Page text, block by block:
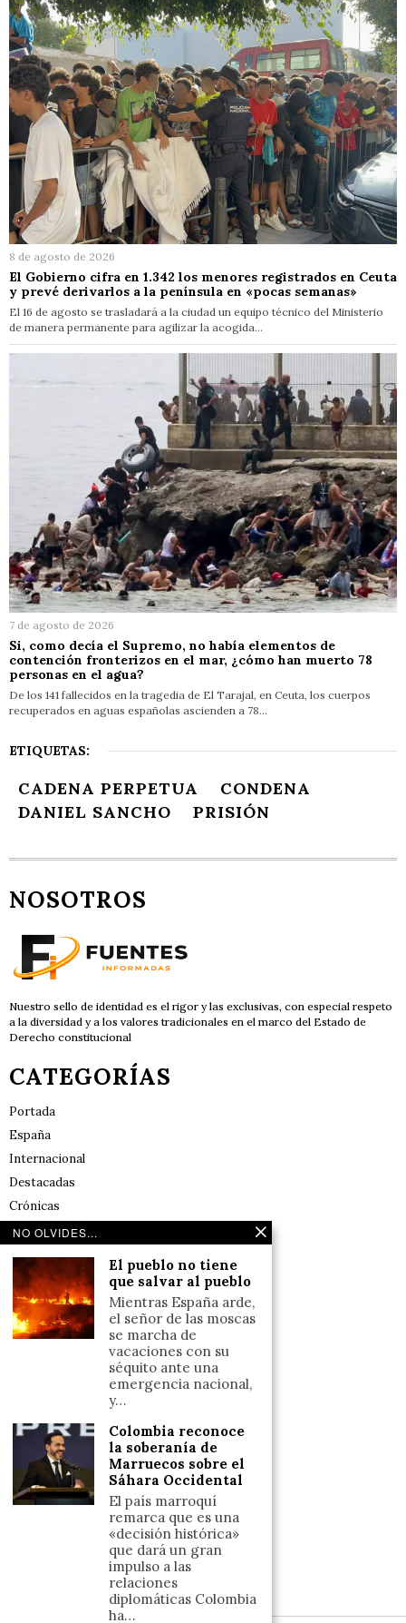
8 de agosto de 2026
El Gobierno cifra en 1.342 los menores registrados en Ceuta
y prevé derivarlos a la península en «pocas semanas»
El 16 de agosto se trasladará a la ciudad un equipo técnico del Ministerio
de manera permanente para agilizar la acogida…
7 de agosto de 2026
Si, como decía el Supremo, no había elementos de
contención fronterizos en el mar, ¿cómo han muerto 78
personas en el agua?
De los 141 fallecidos en la tragedia de El Tarajal, en Ceuta, los cuerpos
recuperados en aguas españolas ascienden a 78…
ETIQUETAS:
CADENA PERPETUA
CONDENA
DANIEL SANCHO
PRISIÓN
NOSOTROS
Nuestro sello de identidad es el rigor y las exclusivas, con especial respeto
a la diversidad y a los valores tradicionales en el marco del Estado de
Derecho constitucional
CATEGORÍAS
Portada
España
Internacional
Destacadas
Crónicas
Noticias de deportes en España
Reflexiones
LINKS
Política de cookies (UE)
Términos y condiciones
Llámanos
+34633110958
+34633110958
NO OLVIDES...
El pueblo no tiene
que salvar al pueblo
Mientras España arde,
el señor de las moscas
se marcha de
vacaciones con su
séquito ante una
emergencia nacional,
y…
Colombia reconoce
la soberanía de
Marruecos sobre el
Sáhara Occidental
El país marroquí
remarca que es una
«decisión histórica»
que dará un gran
impulso a las
relaciones
diplomáticas Colombia
ha…